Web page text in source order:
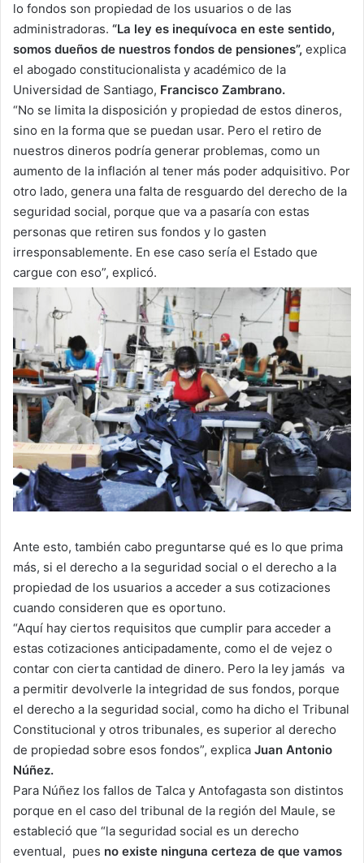
lo fondos son propiedad de los usuarios o de las
administradoras. “La ley es inequívoca en este sentido,
somos dueños de nuestros fondos de pensiones”, explica
el abogado constitucionalista y académico de la
Universidad de Santiago, Francisco Zambrano.
“No se limita la disposición y propiedad de estos dineros,
sino en la forma que se puedan usar. Pero el retiro de
nuestros dineros podría generar problemas, como un
aumento de la inflación al tener más poder adquisitivo. Por
otro lado, genera una falta de resguardo del derecho de la
seguridad social, porque que va a pasaría con estas
personas que retiren sus fondos y lo gasten
irresponsablemente. En ese caso sería el Estado que
cargue con eso”, explicó.
Ante esto, también cabo preguntarse qué es lo que prima
más, si el derecho a la seguridad social o el derecho a la
propiedad de los usuarios a acceder a sus cotizaciones
cuando consideren que es oportuno.
“Aquí hay ciertos requisitos que cumplir para acceder a
estas cotizaciones anticipadamente, como el de vejez o
contar con cierta cantidad de dinero. Pero la ley jamás va
a permitir devolverle la integridad de sus fondos, porque
el derecho a la seguridad social, como ha dicho el Tribunal
Constitucional y otros tribunales, es superior al derecho
de propiedad sobre esos fondos”, explica Juan Antonio
Núñez.
Para Núñez los fallos de Talca y Antofagasta son distintos
porque en el caso del tribunal de la región del Maule, se
estableció que “la seguridad social es un derecho
eventual, pues no existe ninguna certeza de que vamos